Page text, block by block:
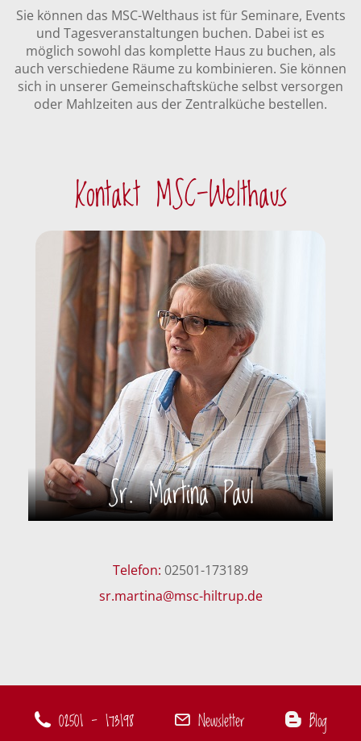
Sie können das MSC-Welthaus ist für Seminare, Events
und Tagesveranstaltungen buchen. Dabei ist es
möglich sowohl das komplette Haus zu buchen, als
auch verschiedene Räume zu kombinieren. Sie können
sich in unserer Gemeinschaftsküche selbst versorgen
oder Mahlzeiten aus der Zentralküche bestellen.
Kontakt MSC-Welthaus
Sr. Martina Paul
Telefon: 02501-173189
sr.martina@msc-hiltrup.de
02501 - 173198 Newsletter
Blog